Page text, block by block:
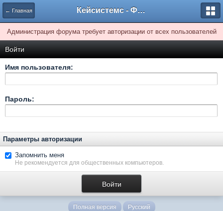
← Главная Кейсистемс - Форумы
Администрация форума требует авторизации от всех пользователей
Войти
Имя пользователя:
Пароль:
Параметры авторизации
Запомнить меня
Не рекомендуется для общественных компьютеров.
Полная версия Русский